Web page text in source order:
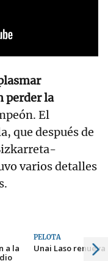
perder la
El
que después de
varios detalles
a la
PELOTA
Unai Laso renueva